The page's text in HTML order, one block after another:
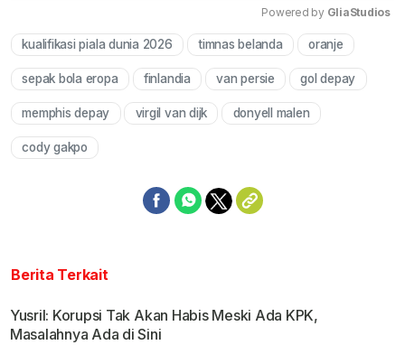
Mute
Powered by GliaStudios
kualifikasi piala dunia 2026 timnas belanda oranje
sepak bola eropa finlandia van persie gol depay
memphis depay virgil van dijk donyell malen
cody gakpo
Berita Terkait
Yusril: Korupsi Tak Akan Habis Meski Ada KPK,
Masalahnya Ada di Sini